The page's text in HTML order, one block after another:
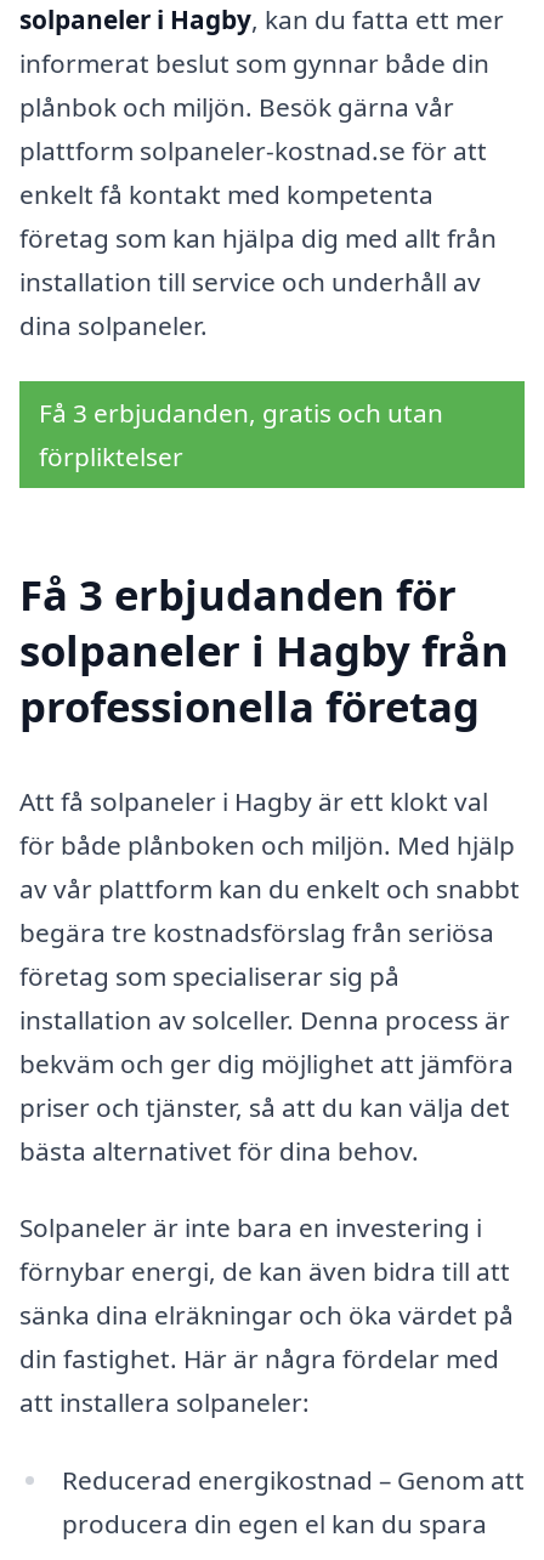
solpaneler i Hagby, kan du fatta ett mer
informerat beslut som gynnar både din
plånbok och miljön. Besök gärna vår
plattform solpaneler-kostnad.se för att
enkelt få kontakt med kompetenta
företag som kan hjälpa dig med allt från
installation till service och underhåll av
dina solpaneler.
Få 3 erbjudanden, gratis och utan
förpliktelser
Få 3 erbjudanden för
solpaneler i Hagby från
professionella företag
Att få solpaneler i Hagby är ett klokt val
för både plånboken och miljön. Med hjälp
av vår plattform kan du enkelt och snabbt
begära tre kostnadsförslag från seriösa
företag som specialiserar sig på
installation av solceller. Denna process är
bekväm och ger dig möjlighet att jämföra
priser och tjänster, så att du kan välja det
bästa alternativet för dina behov.
Solpaneler är inte bara en investering i
förnybar energi, de kan även bidra till att
sänka dina elräkningar och öka värdet på
din fastighet. Här är några fördelar med
att installera solpaneler:
Reducerad energikostnad – Genom att
producera din egen el kan du spara